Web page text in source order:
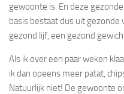
gewoonte is. En deze
basis bestaat dus uit gezonde
gezond lijf, een gezond
Als ik over een paar weken
ik dan opeens meer patat,
Natuurlijk niet! De gewoonte